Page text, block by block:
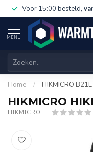
Voor 15:00 besteld,
MENU
Home / HIKMICRO B21L
HIKMICRO
HIKMICRO